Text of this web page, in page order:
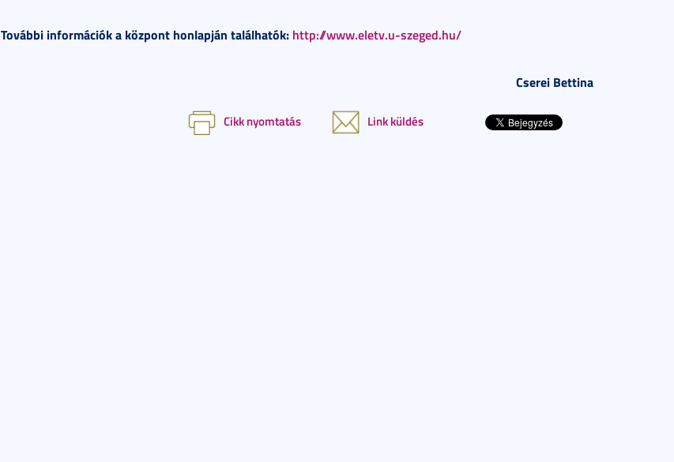
További információk a központ honlapján találhatók: http://www.eletv.u-szeged.hu/
Cserei Bettina
Cikk nyomtatás Link küldés